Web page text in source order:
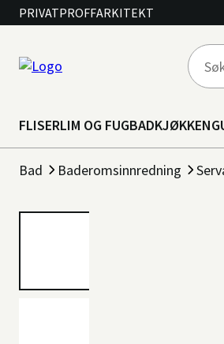
PRIVATPROFFARKITEKT
FLISERLIM OG FUGBADKJØKKEN
Bad Baderomsinnredning